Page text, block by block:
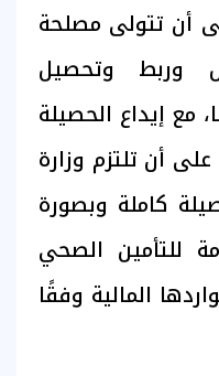
أن تتولى مصلحة
وربط وتحصيل
مع إيداع الحصيلة
على أن تلتزم وزارة
كاملة وبصورة
للتأمين الصحي
المالية وفقًا